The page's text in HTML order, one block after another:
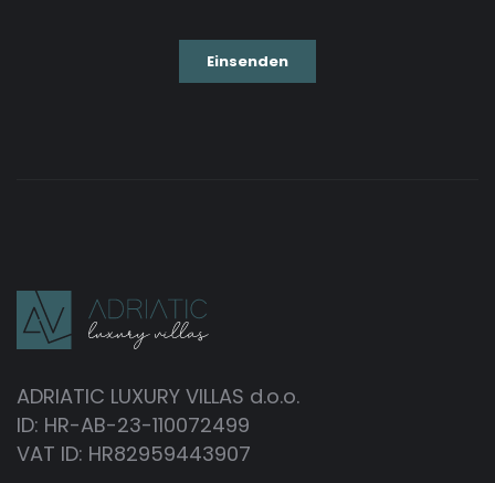
ADRIATIC LUXURY VILLAS d.o.o.
ID: HR-AB-23-110072499
VAT ID: HR82959443907